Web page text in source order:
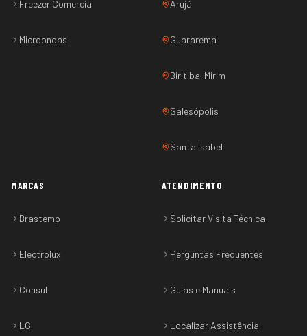
Freezer Comercial
Microondas
Arujá
Guararema
Biritiba-Mirim
Salesópolis
Santa Isabel
MARCAS
Brastemp
Electrolux
Consul
LG
ATENDIMENTO
Solicitar Visita Técnica
Perguntas Frequentes
Guias e Manuais
Localizar Assistência